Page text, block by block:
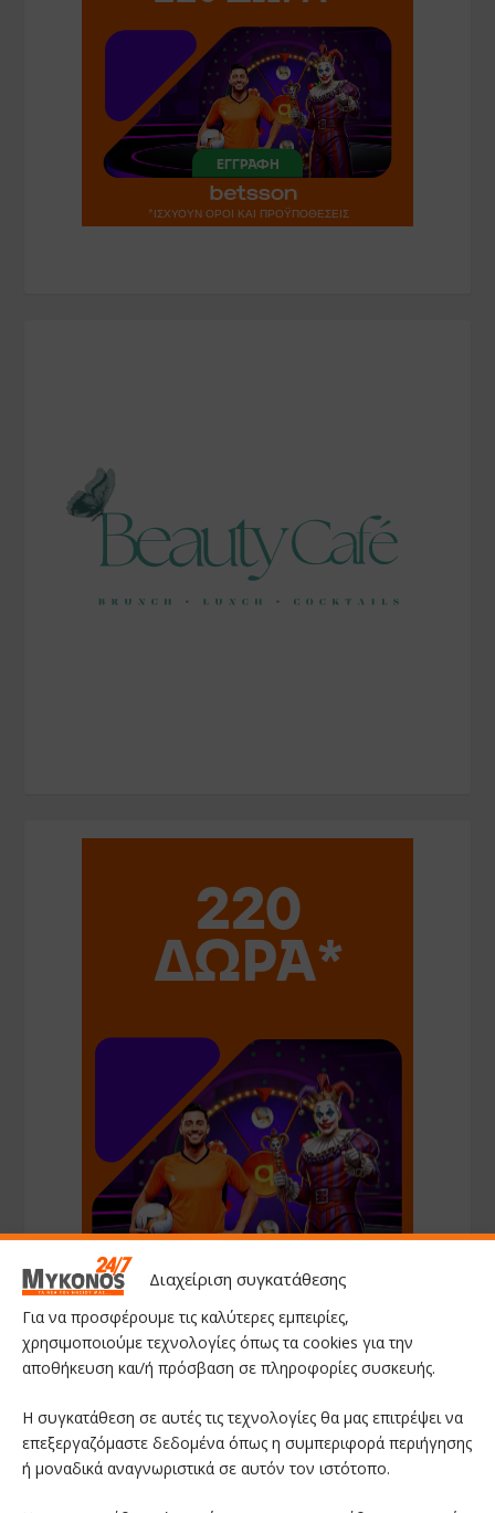
Διαχείριση συγκατάθεσης
Για να προσφέρουμε τις καλύτερες εμπειρίες,
χρησιμοποιούμε τεχνολογίες όπως τα cookies για την
αποθήκευση και/ή πρόσβαση σε πληροφορίες συσκευής.
Η συγκατάθεση σε αυτές τις τεχνολογίες θα μας επιτρέψει να
επεξεργαζόμαστε δεδομένα όπως η συμπεριφορά περιήγησης
ή μοναδικά αναγνωριστικά σε αυτόν τον ιστότοπο.